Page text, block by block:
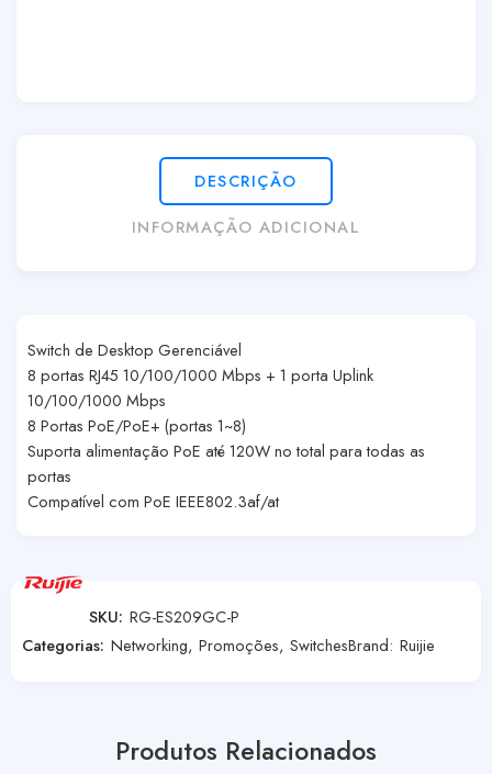
DESCRIÇÃO
INFORMAÇÃO ADICIONAL
Switch de Desktop Gerenciável
8 portas RJ45 10/100/1000 Mbps + 1 porta Uplink
10/100/1000 Mbps
8 Portas PoE/PoE+ (portas 1~8)
Suporta alimentação PoE até 120W no total para todas as
portas
Compatível com PoE IEEE802.3af/at
SKU: RG-ES209GC-P
Categorias: Networking, Promoções, SwitchesBrand: Ruijie
Produtos Relacionados